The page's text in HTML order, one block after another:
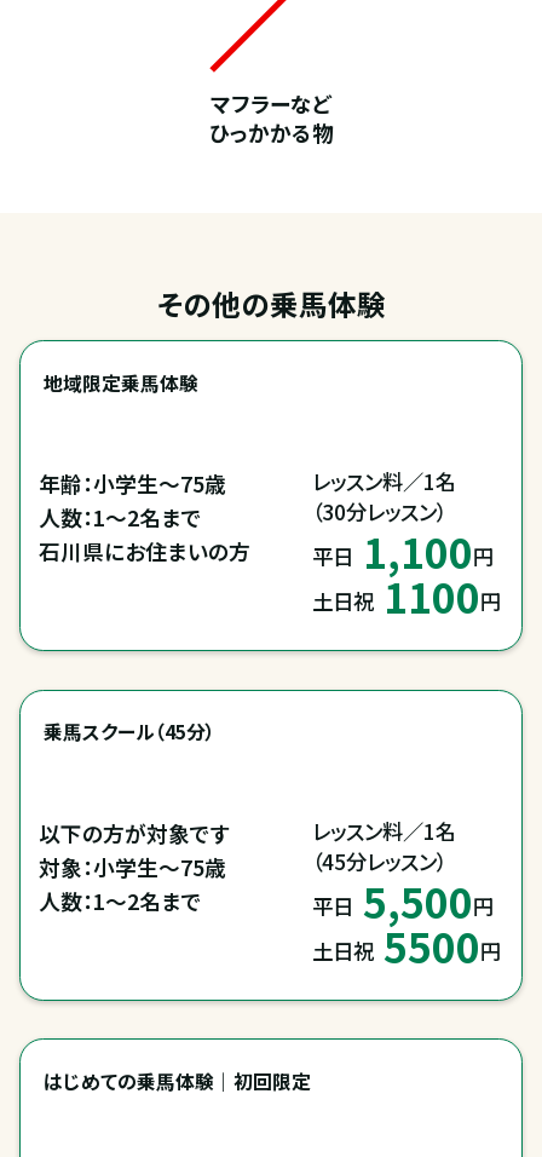
マフラーなど
ひっかかる物
その他の乗馬体験
地域限定乗馬体験
年齢：小学生～75歳
人数：1～2名まで
石川県にお住まいの方
レッスン料／1名
（30分レッスン）
平日 1,100円
土日祝 1100円
乗馬スクール（45分）
以下の方が対象です
対象：小学生～75歳
人数：1～2名まで
レッスン料／1名
（45分レッスン）
平日 5,500円
土日祝 5500円
はじめての乗馬体験｜初回限定